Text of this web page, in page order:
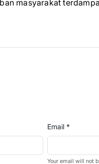
masyarakat
Email *
Your email will not